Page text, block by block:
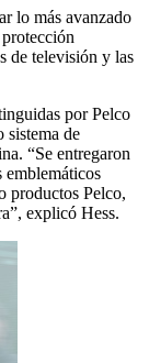
lo más avanzado
de televisión y las
por Pelco
sistema de
“Se entregaron
emblemáticos
productos Pelco,
explicó Hess.